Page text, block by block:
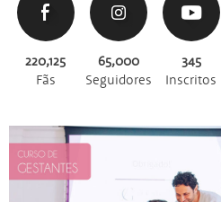
220,125
Fãs
65,000
Seguidores
345
Inscritos